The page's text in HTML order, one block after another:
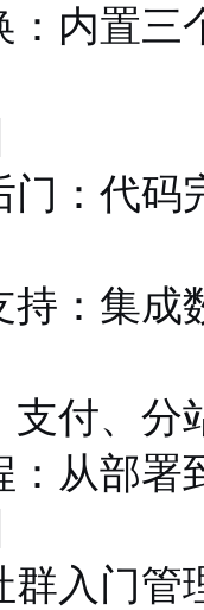
：内置三
门：代码
持：集成
支付、分
：从部署
群入门管